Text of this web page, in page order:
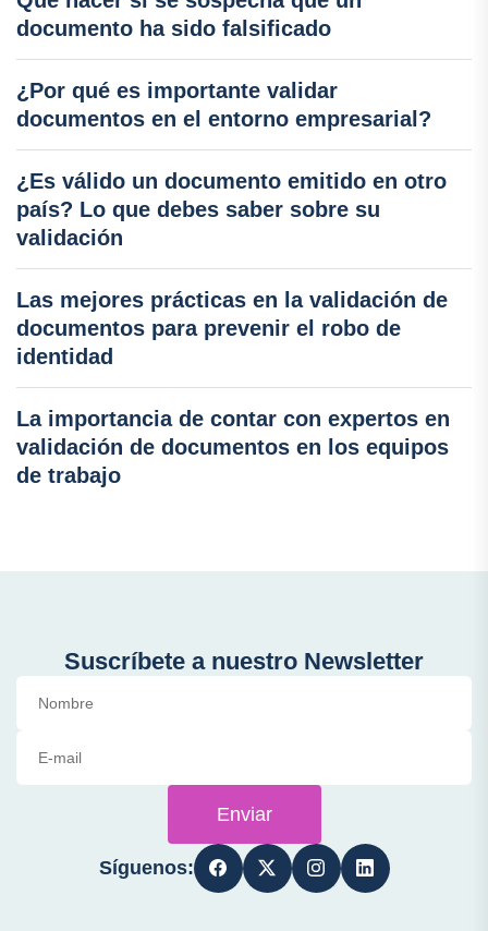
documento ha sido falsificado
¿Por qué es importante validar
documentos en el entorno empresarial?
¿Es válido un documento emitido en otro
país? Lo que debes saber sobre su
validación
Las mejores prácticas en la validación de
documentos para prevenir el robo de
identidad
La importancia de contar con expertos en
validación de documentos en los equipos
de trabajo
Suscríbete a nuestro Newsletter
Enviar
Síguenos: